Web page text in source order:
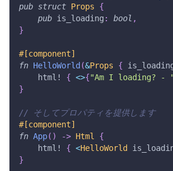
pub struct Props
{
pub is_loading : bool ,
}
#[component]
fn HelloWorld (&Props {
html!
{ <>{"Am I loading? - "
}
// そしてプロパティを提供します
#[component]
fn App( ) -> Html
{
html!
{ <HelloWorld
}